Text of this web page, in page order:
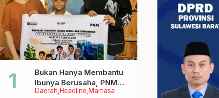
Daerah Headline Mamasa
Bukan Hanya Membantu
Ibunya Berusaha, PNM
Juga Menjaga Mimpi